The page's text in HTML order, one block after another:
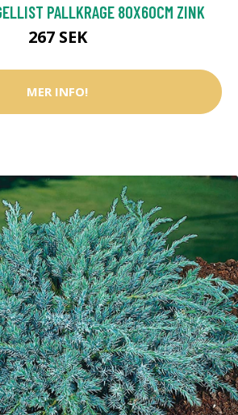
PALLKRAGE 80X60CM ZINK
267 SEK
MER INFO!